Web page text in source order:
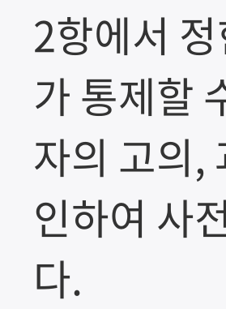
2항에서
가 통제할
자의 고의,
인하여 사
다.